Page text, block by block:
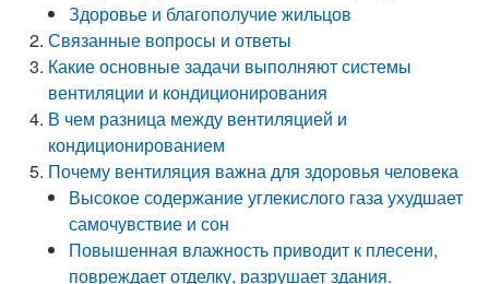
Здоровье и благополучие жильцов
Связанные вопросы и ответы
Какие основные задачи выполняют системы
вентиляции и кондиционирования
В чем разница между вентиляцией и
кондиционированием
Почему вентиляция важна для здоровья человека
Высокое содержание углекислого газа ухудшает
самочувствие и сон
Повышенная влажность приводит к плесени,
повреждает отделку, разрушает здания.